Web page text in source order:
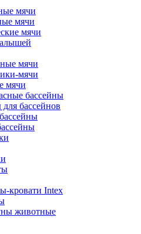
мячи
мячи
мячи
мячи
мячи
мячи
бассейны
бассейнов
кровати Intex
животные